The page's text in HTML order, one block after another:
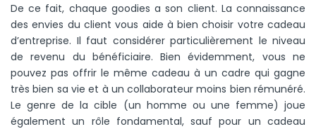
De ce fait, chaque goodies a son client. La connaissance
des envies du client vous aide à bien choisir votre cadeau
d’entreprise. Il faut considérer particulièrement le niveau
de revenu du bénéficiaire. Bien évidemment, vous ne
pouvez pas offrir le même cadeau à un cadre qui gagne
très bien sa vie et à un collaborateur moins bien rémunéré.
Le genre de la cible (un homme ou une femme) joue
également un rôle fondamental, sauf pour un cadeau